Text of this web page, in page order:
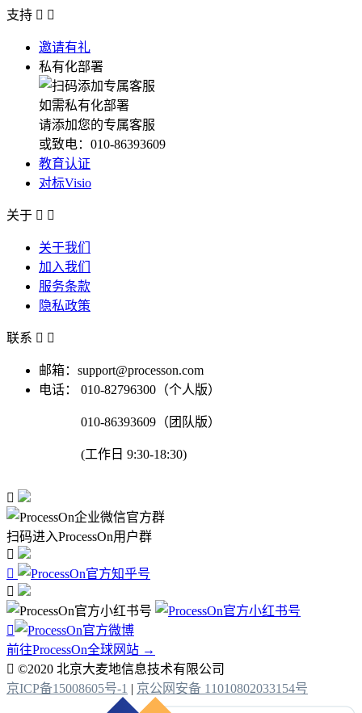
支持  
邀请有礼
私有化部署
如需私有化部署
请添加您的专属客服
或致电：010-86393609
教育认证
对标Visio
关于  
关于我们
加入我们
服务条款
隐私政策
联系  
邮箱：support@processon.com
电话：
010-82796300（个人版）
010-86393609（团队版）
(工作日 9:30-18:30)

扫码进入ProcessOn用户群




前往ProcessOn全球网站 →
 ©2020 北京大麦地信息技术有限公司
京ICP备15008605号-1 | 京公网安备 11010802033154号